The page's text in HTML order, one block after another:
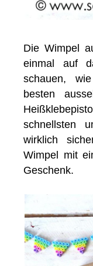
Die Wimpel
einmal auf
schauen,
besten
schnellsten
wirklich
Wimpel mit
Geschenk.